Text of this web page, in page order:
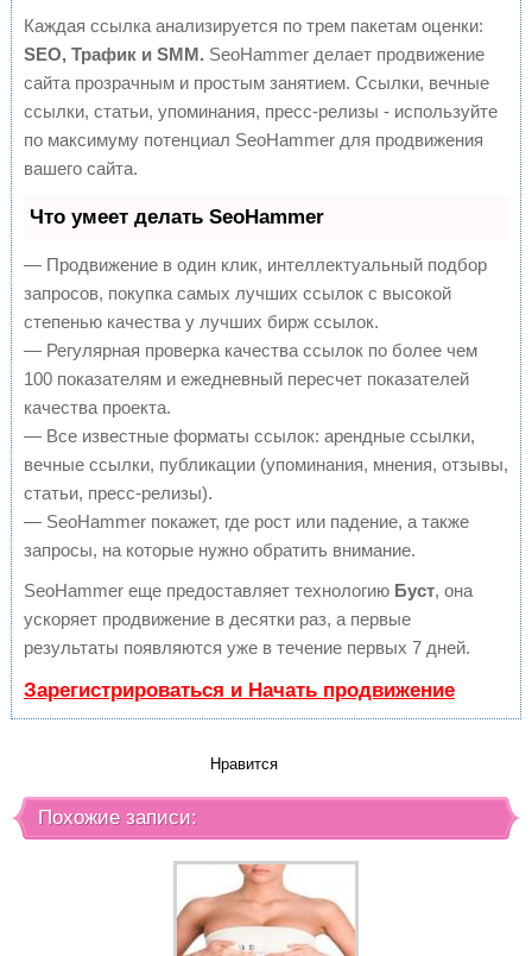
Каждая ссылка анализируется по трем пакетам оценки:
SEO, Трафик и SMM. SeoHammer делает продвижение
сайта прозрачным и простым занятием. Ссылки, вечные
ссылки, статьи, упоминания, пресс-релизы - используйте
по максимуму потенциал SeoHammer для продвижения
вашего сайта.
Что умеет делать SeoHammer
— Продвижение в один клик, интеллектуальный подбор
запросов, покупка самых лучших ссылок с высокой
степенью качества у лучших бирж ссылок.
— Регулярная проверка качества ссылок по более чем
100 показателям и ежедневный пересчет показателей
качества проекта.
— Все известные форматы ссылок: арендные ссылки,
вечные ссылки, публикации (упоминания, мнения, отзывы,
статьи, пресс-релизы).
— SeoHammer покажет, где рост или падение, а также
запросы, на которые нужно обратить внимание.
SeoHammer еще предоставляет технологию Буст, она
ускоряет продвижение в десятки раз, а первые
результаты появляются уже в течение первых 7 дней.
Зарегистрироваться и Начать продвижение
Нравится
Похожие записи: